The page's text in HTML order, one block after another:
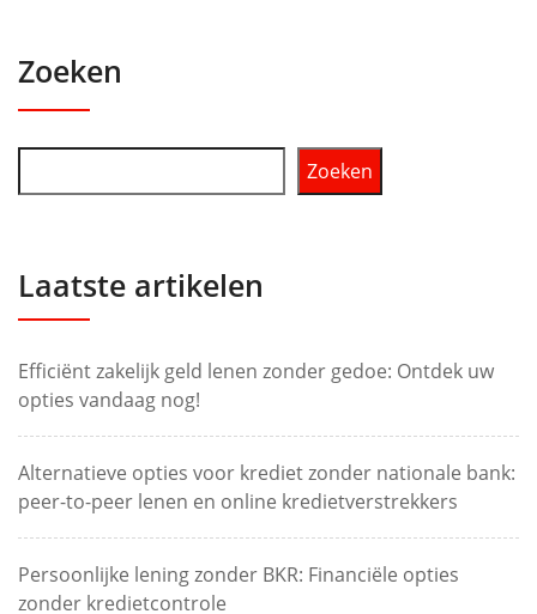
Zoeken
Zoeken
Laatste artikelen
Efficiënt zakelijk geld lenen zonder gedoe: Ontdek uw
opties vandaag nog!
Alternatieve opties voor krediet zonder nationale bank:
peer-to-peer lenen en online kredietverstrekkers
Persoonlijke lening zonder BKR: Financiële opties
zonder kredietcontrole